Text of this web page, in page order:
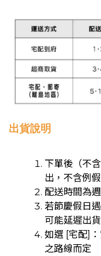
出貨說明
下單後（不
出，不含例
配送時間為
若節慶假日
可能延遲出貨
如選 [宅配]
之路線而定